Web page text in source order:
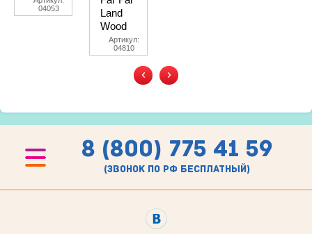
04053
Land
Wood
Артикул:
04810
‹ ›
8 (800) 775 41 59
(звонок по рф бесплатный)